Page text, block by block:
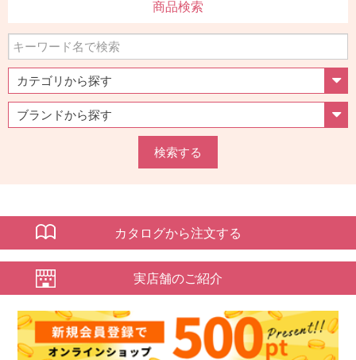
商品検索
検索する
カタログから注文する
実店舗のご紹介